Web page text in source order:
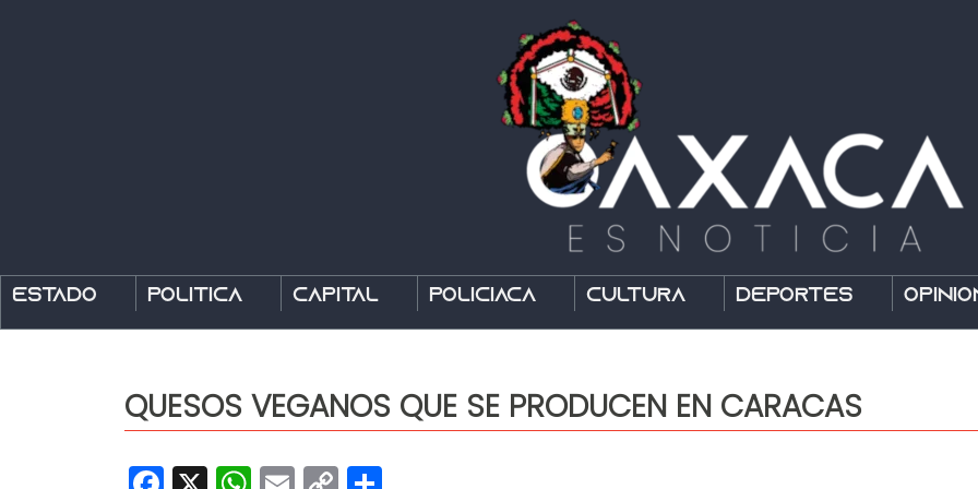
Estado Política Capital Policíaca Cultura Deportes
QUESOS VEGANOS QUE SE PRODUCEN EN CARACAS